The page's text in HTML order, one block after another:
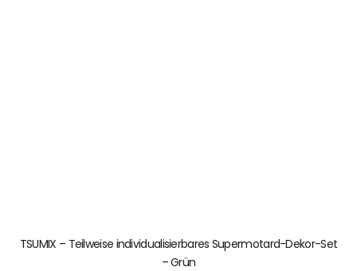
TSUMIX – Teilweise individualisierbares Supermotard-Dekor-Set
– Grün